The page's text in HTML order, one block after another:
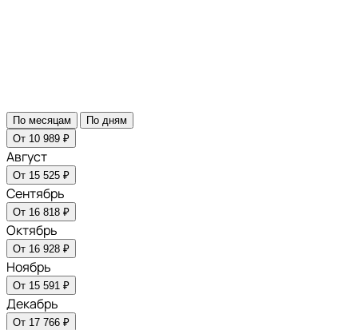
По месяцам
По дням
От 10 989 ₽
Август
От 15 525 ₽
Сентябрь
От 16 818 ₽
Октябрь
От 16 928 ₽
Ноябрь
От 15 591 ₽
Декабрь
От 17 766 ₽